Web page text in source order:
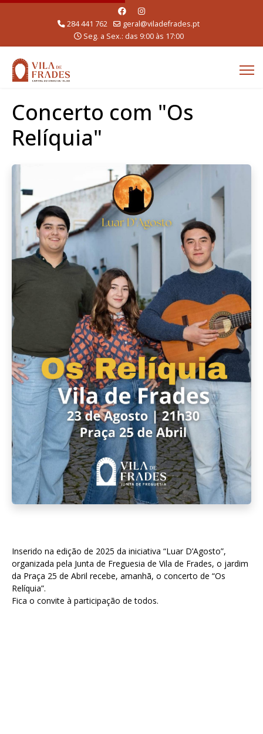
284 441 762
geral@viladefrades.pt
Seg. a Sex.: das 9:00 às 17:00
Concerto com "Os
Relíquia"
Inserido na edição de 2025 da iniciativa “Luar D’Agosto”,
organizada pela Junta de Freguesia de Vila de Frades, o jardim
da Praça 25 de Abril recebe, amanhã, o concerto de “Os
Relíquia”.
Fica o convite à participação de todos.